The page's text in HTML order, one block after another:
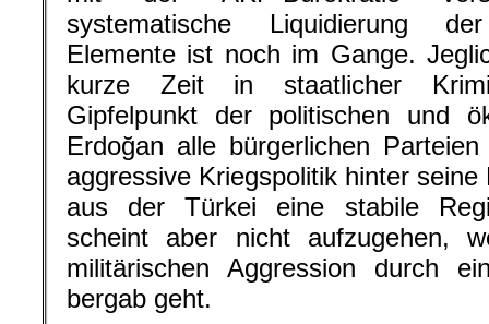
systematische Liquidierung der
Elemente ist noch im Gange.
kurze Zeit in staatlicher
Gipfelpunkt der politischen und
Erdoğan alle bürgerlichen
aggressive Kriegspolitik hinter
aus der Türkei eine stabile
scheint aber nicht aufzugehen,
militärischen Aggression durch
bergab geht.